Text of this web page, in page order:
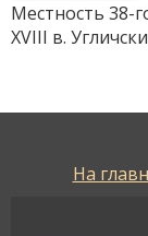
Местность 38-
XVIII в.
На